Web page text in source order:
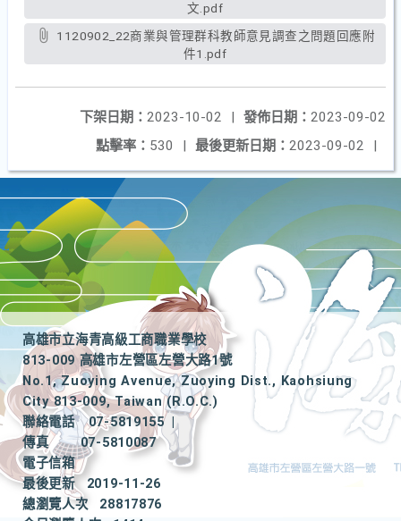
文.pdf
件1.pdf
發佈日期： 2023-09-02
下架日期： 2023-10-02
|
最後更新日期： 2023-09-02 |
點擊率： 530 |
高雄市立海青高級工商職業學校
813-009 高雄市左營區左營大路1號
No.1, Zuoying Avenue, Zuoying Dist., Kaohsiung
City 813-009, Taiwan (R.O.C.)
聯絡電話
07-5819155
|
傳真
07-5810087
電子信箱
最後更新
2019-11-26
總瀏覽人次
28817876